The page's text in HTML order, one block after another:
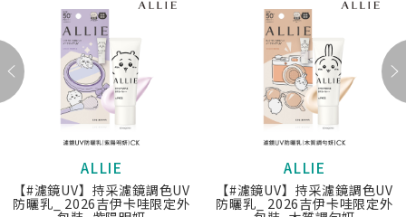
ALLIE
【#濾鏡UV】持采濾鏡調色UV
防曬乳_ 2026吉伊卡哇限定外
ALLIE
【#濾鏡UV】持采濾鏡調色UV
防曬乳_ 2026吉伊卡哇限定外